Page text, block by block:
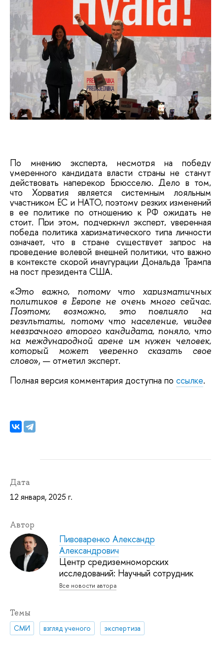
По мнению эксперта, несмотря на победу
умеренного кандидата власти страны не станут
действовать наперекор Брюсселю. Дело в том,
что Хорватия является системным лояльным
участником ЕС и НАТО, поэтому резких изменений
в ее политике по отношению к РФ ожидать не
стоит. При этом, подчеркнул эксперт, уверенная
победа политика харизматического типа личности
означает, что в стране существует запрос на
проведение волевой внешней политики, что важно
в контексте скорой инаугурации Дональда Трампа
на пост президента США.
«Это важно, потому что харизматичных
политиков в Европе не очень много сейчас.
Поэтому, возможно, это повлияло на
результаты, потому что население, увидев
невзрачного второго кандидата, поняло, что
на международной арене им нужен человек,
который может уверенно сказать свое
слово», — отметил эксперт.
Полная версия комментария доступна по ссылке.
Дата
12 января, 2025 г.
Автор
Пивоваренко Александр
Александрович
Центр средиземноморских
исследований: Научный сотрудник
Все новости автора
Темы
СМИ взгляд ученого экспертиза